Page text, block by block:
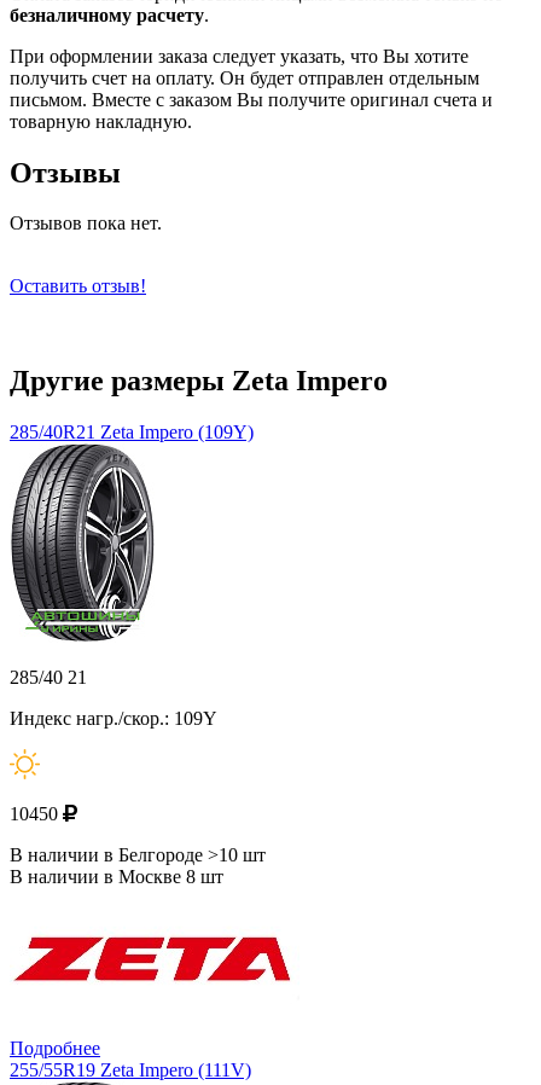
безналичному расчету.
При оформлении заказа следует указать, что Вы хотите
получить счет на оплату. Он будет отправлен отдельным
письмом. Вместе с заказом Вы получите оригинал счета и
товарную накладную.
Отзывы
Отзывов пока нет.
Оставить отзыв!
Другие размеры Zeta Impero
285/40R21 Zeta Impero (109Y)
285/40 21
Индекс нагр./скор.: 109Y
10450
В наличии в Белгороде >10 шт
В наличии в Москве 8 шт
Подробнее
255/55R19 Zeta Impero (111V)